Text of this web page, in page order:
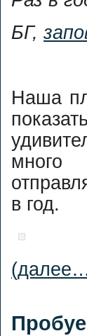
БГ,
Наша
много
в год.